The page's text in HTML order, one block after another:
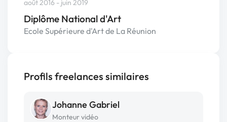
août 2016 - juin 2019
Diplôme National d'Art
Ecole Supérieure d'Art de La Réunion
Profils freelances similaires
Johanne Gabriel
Monteur vidéo